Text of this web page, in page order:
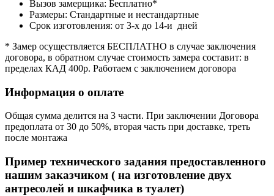
Вызов замерщика: Бесплатно*
Размеры: Стандартные и нестандартные
Срок изготовления: от 3-х до 14-и дней
* Замер осуществляется БЕСПЛАТНО в случае заключения
договора, в обратном случае стоимость замера составит: в
пределах КАД 400р. Работаем с заключением договора
Информация о оплате
Общая сумма делится на 3 части. При заключении Договора
предоплата от 30 до 50%, вторая часть при доставке, треть
после монтажа
Пример технического задания предоставленного
нашим заказчиком ( на изготовление двух
антресолей и шкафчика в туалет)